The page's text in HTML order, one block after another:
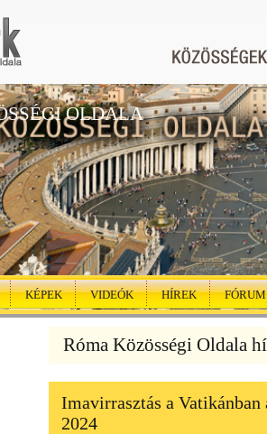
OLDALA
KÉPEK VIDEÓK HÍREK FÓRUM
Róma Közösségi Oldala
Imavirrasztás a
2024